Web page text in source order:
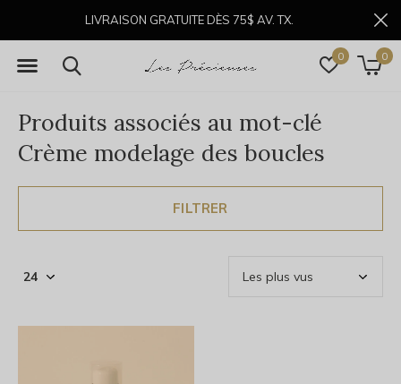
0 0
LIVRAISON GRATUITE DÈS 75$ AV. TX.
Produits associés au mot-clé
Crème modelage des boucles
FILTRER